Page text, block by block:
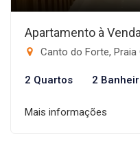
Apartamento à
Canto do Forte, Praia
2 Quartos 2
Mais informações